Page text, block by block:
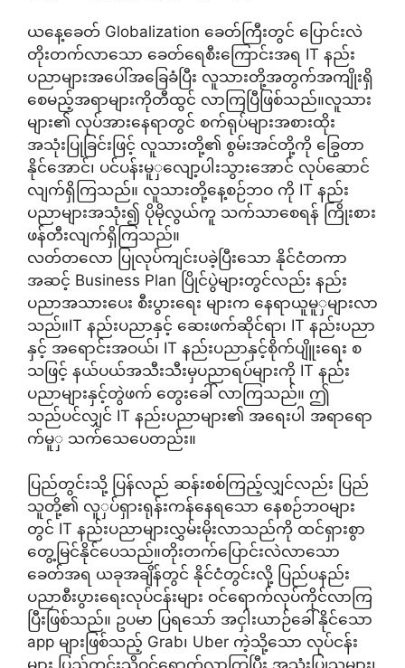
ယနေ့ခေတ် Globalization ခေတ်ကြီးတွင် ပြောင်းလဲ
တိုးတက်လာသော ခေတ်ရေစီးကြောင်းအရ IT နည်း
ပညာများအပေါ်အခြေခံပြီး လူသားတို့အတွက်အကျိုးရှိ
စေမည့်အရာများကိုတီထွင် လာကြပြီဖြစ်သည်။လူသား
များ၏ လုပ်အားနေရာတွင် စက်ရုပ်များအစားထိုး
အသုံးပြုခြင်းဖြင့် လူသားတို့၏ စွမ်းအင်တို့ကို ခြွေတာ
နိုင်အောင်၊ ပင်ပန်းမူှလျော့ပါးသွားအောင် လုပ်ဆောင်
လျက်ရှိကြသည်။ လူသားတို့နေ့စဉ်ဘဝ ကို IT နည်း
ပညာများအသုံး၍ ပိုမိုလွယ်ကူ သက်သာစေရန် ကြိုးစား
ဖန်တီးလျက်ရှိကြသည်။
လတ်တလော ပြုလုပ်ကျင်းပခဲ့ပြီးသော နိုင်ငံတကာ
အဆင့် Business Plan ပြိုင်ပွဲများတွင်လည်း နည်း
ပညာအသားပေး စီးပွားရေး များက နေရာယူမူှများလာ
သည်။IT နည်းပညာနှင့် ဆေးဖက်ဆိုင်ရာ၊ IT နည်းပညာ
နှင့် အရောင်းအဝယ်၊ IT နည်းပညာနှင့်စိုက်ပျိူးရေး စ
သဖြင့် နယ်ပယ်အသီးသီးမှပညာရပ်များကို IT နည်း
ပညာများနှင့်တွဲဖက် တွေးခေါ် လာကြသည်။ ဤ
သည်ပင်လျှင် IT နည်းပညာများ၏ အရေးပါ အရာရော
က်မူှ သက်သေပေတည်း။
ပြည်တွင်းသို့ ပြန်လည် ဆန်းစစ်ကြည့်လျှင်လည်း ပြည်
သူတို့၏ လူှပ်ရှားရုန်းကန်နေရသော နေစဉ်ဘဝများ
တွင် IT နည်းပညာများလွှမ်းမိုးလာသည်ကို ထင်ရှားစွာ
တွေ့မြင်နိုင်ပေသည်။တိုးတက်ပြောင်းလဲလာသော
ခေတ်အရ ယခုအချိန်တွင် နိုင်ငံတွင်းလို့ ပြည်ပနည်း
ပညာစီးပွားရေးလုပ်ငန်းများ ဝင်ရောက်လုပ်ကိုင်လာကြ
ပြီးဖြစ်သည်။ ဥပမာ ပြရသော် အငှါးယာဉ်ခေါ်နိုင်သော
app များဖြစ်သည့် Grab၊ Uber ကဲ့သို့သော လုပ်ငန်း